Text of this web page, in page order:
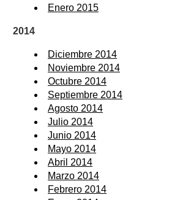
Enero 2015
2014
Diciembre 2014
Noviembre 2014
Octubre 2014
Septiembre 2014
Agosto 2014
Julio 2014
Junio 2014
Mayo 2014
Abril 2014
Marzo 2014
Febrero 2014